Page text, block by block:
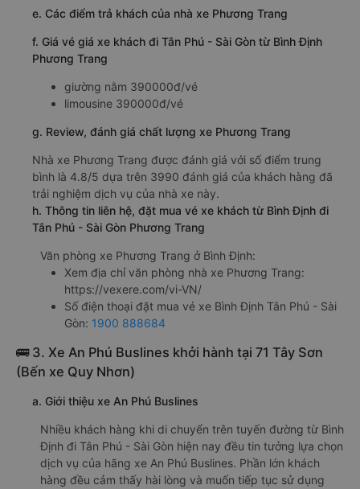
e. Các điểm trả khách của nhà xe Phương Trang
f. Giá vé giá xe khách đi Tân Phú - Sài Gòn từ Bình Định
Phương Trang
giường nằm 390000đ/vé
limousine 390000đ/vé
g. Review, đánh giá chất lượng xe Phương Trang
Nhà xe Phương Trang được đánh giá với số điểm trung
bình là 4.8/5 dựa trên 3990 đánh giá của khách hàng đã
trải nghiệm dịch vụ của nhà xe này.
h. Thông tin liên hệ, đặt mua vé xe khách từ Bình Định đi
Tân Phú - Sài Gòn Phương Trang
Văn phòng xe Phương Trang ở Bình Định:
Xem địa chỉ văn phòng nhà xe Phương Trang:
https://vexere.com/vi-VN/
Số điện thoại đặt mua vé xe Bình Định Tân Phú - Sài
Gòn: 1900 888684
🚌 3. Xe An Phú Buslines khởi hành tại 71 Tây Sơn
(Bến xe Quy Nhơn)
a. Giới thiệu xe An Phú Buslines
Nhiều khách hàng khi di chuyển trên tuyến đường từ Bình
Định đi Tân Phú - Sài Gòn hiện nay đều tin tưởng lựa chọn
dịch vụ của hãng xe An Phú Buslines. Phần lớn khách
hàng đều cảm thấy hài lòng và muốn tiếp tục sử dụng